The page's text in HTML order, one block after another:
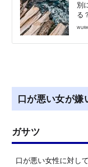
別
る
WURK
口が悪い女が嫌
ガサツ
口が悪い女性に対し